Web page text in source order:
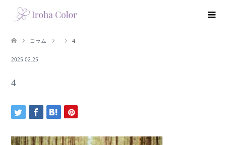
コラム 4
2025.02.25
4